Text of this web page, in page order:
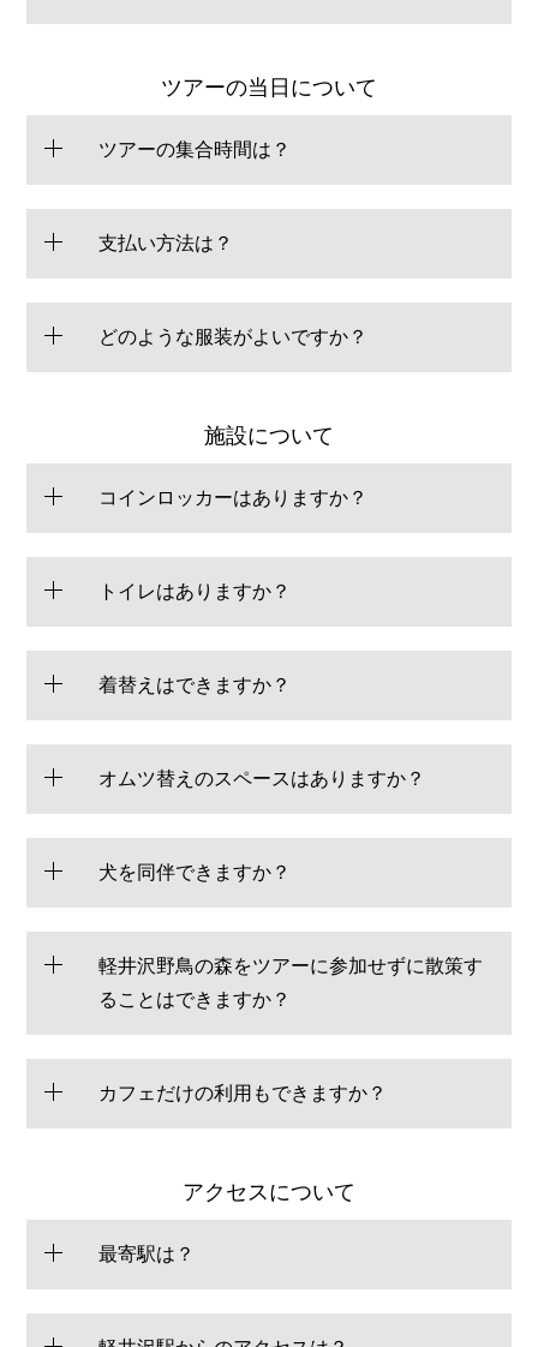
ツアーの当日について
ツアーの集合時間は？
支払い方法は？
どのような服装がよいですか？
施設について
コインロッカーはありますか？
トイレはありますか？
着替えはできますか？
オムツ替えのスペースはありますか？
犬を同伴できますか？
軽井沢野鳥の森をツアーに参加せずに散策す
ることはできますか？
カフェだけの利用もできますか？
アクセスについて
最寄駅は？